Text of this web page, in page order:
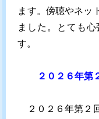
ます。傍聴やネッ
ました。とても
す。
２０２６年
２０２６年第２